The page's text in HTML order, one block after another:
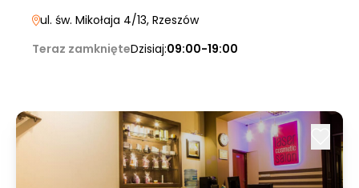
ul. św. Mikołaja 4/13, Rzeszów
Teraz zamknięteDzisiaj:09:00-19:00